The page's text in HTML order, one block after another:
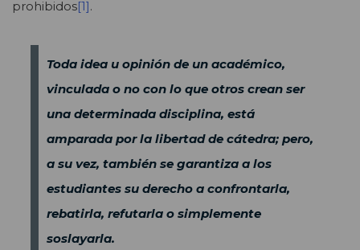
prohibidos[1].
Toda idea u opinión de un académico,
vinculada o no con lo que otros crean ser
una determinada disciplina, está
amparada por la libertad de cátedra; pero,
a su vez, también se garantiza a los
estudiantes su derecho a confrontarla,
rebatirla, refutarla o simplemente
soslayarla.